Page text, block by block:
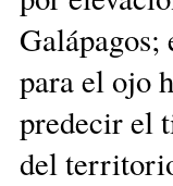
Galápagos;
para el ojo
predecir el
del